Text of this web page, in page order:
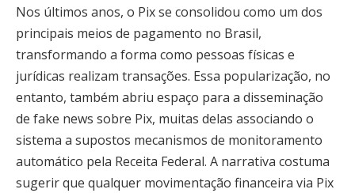
Nos últimos anos, o Pix se consolidou como um dos
principais meios de pagamento no Brasil,
transformando a forma como pessoas físicas e
jurídicas realizam transações. Essa popularização, no
entanto, também abriu espaço para a disseminação
de fake news sobre Pix, muitas delas associando o
sistema a supostos mecanismos de monitoramento
automático pela Receita Federal. A narrativa costuma
sugerir que qualquer movimentação financeira via Pix